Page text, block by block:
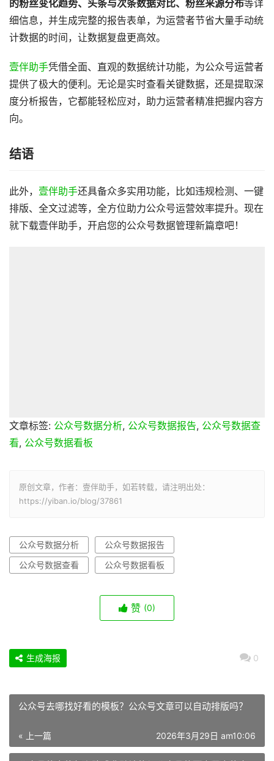
的粉丝变化趋势、头条与次条数据对比、粉丝来源分布等详
细信息，并生成完整的报告表单，为运营者节省大量手动统
计数据的时间，让数据复盘更高效。
壹伴助手凭借全面、直观的数据统计功能，为公众号运营者
提供了极大的便利。无论是实时查看关键数据，还是提取深
度分析报告，它都能轻松应对，助力运营者精准把握内容方
向。
结语
此外， 壹伴助手还具备众多实用功能，比如违规检测、一键
排版、全文过滤等，全方位助力公众号运营效率提升。现在
就下载壹伴助手，开启您的公众号数据管理新篇章吧！
文章标签: 公众号数据分析, 公众号数据报告, 公众号数据查
看, 公众号数据看板
原创文章，作者：壹伴助手，如若转载，请注明出处：
https://yiban.io/blog/37861
公众号数据分析
公众号数据报告
公众号数据查看
公众号数据看板
赞 (0)
0
生成海报
公众号去哪找好看的模板？公众号文章可以自动排版吗？
« 上一篇 2026年3月29日 am10:06